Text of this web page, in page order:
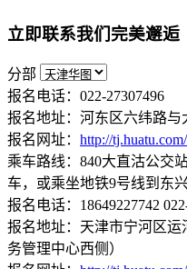
立即联系我们完美邂逅
分部
报名电话：022-27307496
报名地址：河东区六纬路与
报名网址： http://tj.huatu.com/
乘车路线：840大直沽公交
车，或乘坐地铁9号线到东
报名电话：18649227742
报名地址：天津市宁河区运
务管理中心西侧）